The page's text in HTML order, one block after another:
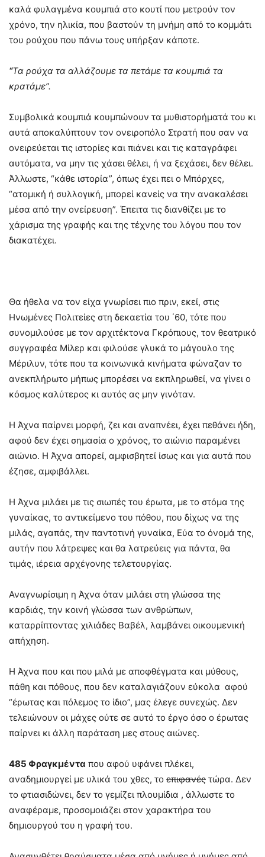
καλά φυλαγμένα κουμπιά στο κουτί που μετρούν τον
χρόνο, την ηλικία, που βαστούν τη μνήμη από το κομμάτι
του ρούχου που πάνω τους υπήρξαν κάποτε.
“Τα ρούχα τα αλλάζουμε τα πετάμε τα κουμπιά τα
κρατάμε”.
Συμβολικά κουμπιά κουμπώνουν τα μυθιστορήματά του κι
αυτά αποκαλύπτουν τον ονειροπόλο Στρατή που σαν να
ονειρεύεται τις ιστορίες και πιάνει και τις καταγράφει
αυτόματα, να μην τις χάσει θέλει, ή να ξεχάσει, δεν θέλει.
Άλλωστε, “κάθε ιστορία”, όπως έχει πει ο Μπόρχες,
“ατομική ή συλλογική, μπορεί κανείς να την ανακαλέσει
μέσα από την ονείρευση”. Έπειτα τις διανθίζει με το
χάρισμα της γραφής και της τέχνης του λόγου που τον
διακατέχει.
Θα ήθελα να τον είχα γνωρίσει πιο πριν, εκεί, στις
Ηνωμένες Πολιτείες στη δεκαετία του ΄60, τότε που
συνομιλούσε με τον αρχιτέκτονα Γκρόπιους, τον θεατρικό
συγγραφέα Μίλερ και φιλούσε γλυκά το μάγουλο της
Μέριλυν, τότε που τα κοινωνικά κινήματα φώναζαν το
ανεκπλήρωτο μήπως μπορέσει να εκπληρωθεί, να γίνει ο
κόσμος καλύτερος κι αυτός ας μην γινόταν.
Η Άχνα παίρνει μορφή, ζει και αναπνέει, έχει πεθάνει ήδη,
αφού δεν έχει σημασία ο χρόνος, το αιώνιο παραμένει
αιώνιο. Η Άχνα απορεί, αμφισβητεί ίσως και για αυτά που
έζησε, αμφιβάλλει.
Η Άχνα μιλάει με τις σιωπές του έρωτα, με το στόμα της
γυναίκας, το αντικείμενο του πόθου, που δίχως να της
μιλάς, αγαπάς, την παντοτινή γυναίκα, Εύα το όνομά της,
αυτήν που λάτρεψες και θα λατρεύεις για πάντα, θα
τιμάς, ιέρεια αρχέγονης τελετουργίας.
Αναγνωρίσιμη η Άχνα όταν μιλάει στη γλώσσα της
καρδιάς, την κοινή γλώσσα των ανθρώπων,
καταρρίπτοντας χιλιάδες Βαβέλ, λαμβάνει οικουμενική
απήχηση.
Η Άχνα που και που μιλά με αποφθέγματα και μύθους,
πάθη και πόθους, που δεν καταλαγιάζουν εύκολα αφού
“έρωτας και πόλεμος το ίδιο”, μας έλεγε συνεχώς. Δεν
τελειώνουν οι μάχες ούτε σε αυτό το έργο όσο ο έρωτας
παίρνει κι άλλη παράταση μες στους αιώνες.
485 Φραγκμέντα που αφού υφάνει πλέκει,
αναδημιουργεί με υλικά του χθες, το επιφανές τώρα. Δεν
το φτιασιδώνει, δεν το γεμίζει πλουμίδια , άλλωστε το
αναφέραμε, προσομοιάζει στον χαρακτήρα του
δημιουργού του η γραφή του.